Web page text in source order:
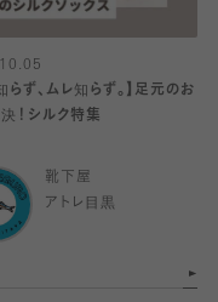
らず、ムレ知らず。】足元のお
！シルク特集
靴下屋
アトレ目黒